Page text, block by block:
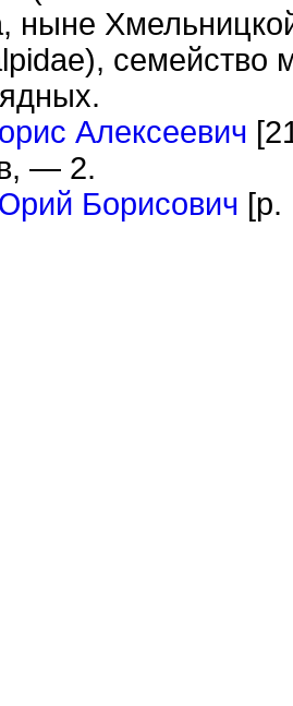
ныне
семейство
Алексеевич
— 2.
Борисович [р.